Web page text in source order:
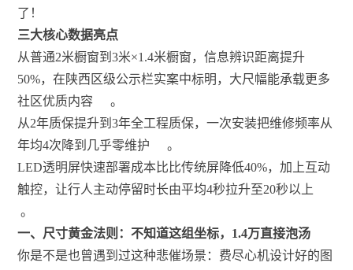
三大核心数据亮点
从普通2米橱窗到3米×1.4米橱窗，信息辨识距离提升
50%，在陕西区级公示栏实案中标明，大尺幅能承载更多
社区优质内容
。
从2年质保提升到3年全工程质保，一次安装把维修频率从
年均4次降到几乎零维护
。
LED透明屏快速部署成本比比传统屏降低40%，加上互动
触控，让行人主动停留时长由平均4秒拉升至20秒以上
。
一、尺寸黄金法则：不知道这组坐标，1.4万直接泡汤
你是不是也曾遇到过这种悲催场景：费尽心机设计好的图